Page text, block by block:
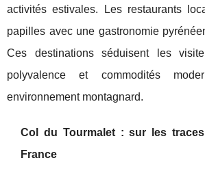
activités estivales. Les restaurants
papilles avec une gastronomie
Ces destinations séduisent les
polyvalence et commodités
environnement montagnard.
Col du Tourmalet : sur les
France